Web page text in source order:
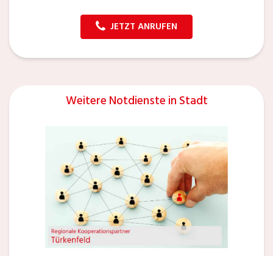
JETZT ANRUFEN
Weitere Notdienste in Stadt